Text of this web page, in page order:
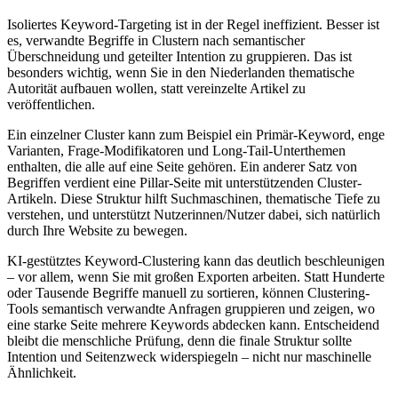
Isoliertes Keyword-Targeting ist in der Regel ineffizient. Besser ist
es, verwandte Begriffe in Clustern nach semantischer
Überschneidung und geteilter Intention zu gruppieren. Das ist
besonders wichtig, wenn Sie in den Niederlanden thematische
Autorität aufbauen wollen, statt vereinzelte Artikel zu
veröffentlichen.
Ein einzelner Cluster kann zum Beispiel ein Primär-Keyword, enge
Varianten, Frage-Modifikatoren und Long-Tail-Unterthemen
enthalten, die alle auf eine Seite gehören. Ein anderer Satz von
Begriffen verdient eine Pillar-Seite mit unterstützenden Cluster-
Artikeln. Diese Struktur hilft Suchmaschinen, thematische Tiefe zu
verstehen, und unterstützt Nutzerinnen/Nutzer dabei, sich natürlich
durch Ihre Website zu bewegen.
KI-gestütztes Keyword-Clustering kann das deutlich beschleunigen
– vor allem, wenn Sie mit großen Exporten arbeiten. Statt Hunderte
oder Tausende Begriffe manuell zu sortieren, können Clustering-
Tools semantisch verwandte Anfragen gruppieren und zeigen, wo
eine starke Seite mehrere Keywords abdecken kann. Entscheidend
bleibt die menschliche Prüfung, denn die finale Struktur sollte
Intention und Seitenzweck widerspiegeln – nicht nur maschinelle
Ähnlichkeit.